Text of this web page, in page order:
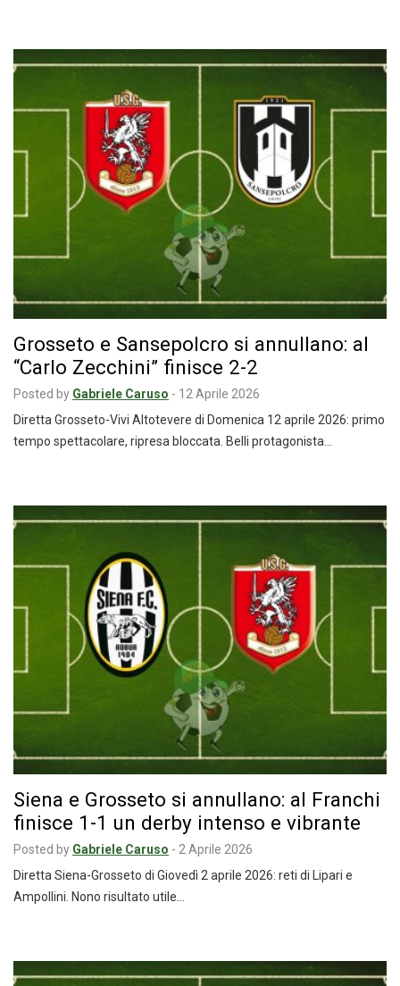
Grosseto e Sansepolcro si annullano: al
“Carlo Zecchini” finisce 2-2
Posted by Gabriele Caruso - 12 Aprile 2026
Diretta Grosseto-Vivi Altotevere di Domenica 12 aprile 2026: primo
tempo spettacolare, ripresa bloccata. Belli protagonista…
Siena e Grosseto si annullano: al Franchi
finisce 1-1 un derby intenso e vibrante
Posted by Gabriele Caruso - 2 Aprile 2026
Diretta Siena-Grosseto di Giovedì 2 aprile 2026: reti di Lipari e
Ampollini. Nono risultato utile…